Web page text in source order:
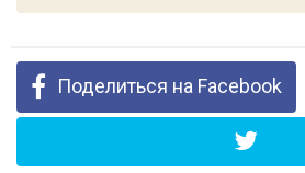
Поделиться на Facebook